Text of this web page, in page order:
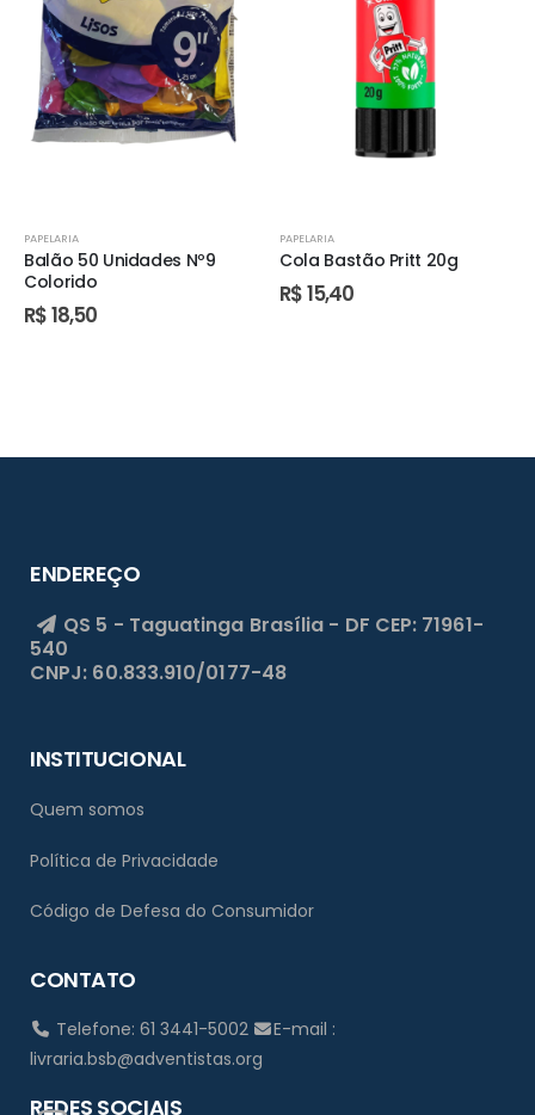
PAPELARIA
Balão 50 Unidades Nº9
Colorido
R$18,50
PAPELARIA
Cola Bastão Pritt 20g
R$15,40
ENDEREÇO
QS 5 - Taguatinga Brasília - DF CEP: 71961-
540
CNPJ: 60.833.910/0177-48
INSTITUCIONAL
Quem somos
Política de Privacidade
Código de Defesa do Consumidor
CONTATO
Telefone: 61 3441-5002
E-mail :
livraria.bsb@adventistas.org
REDES SOCIAIS